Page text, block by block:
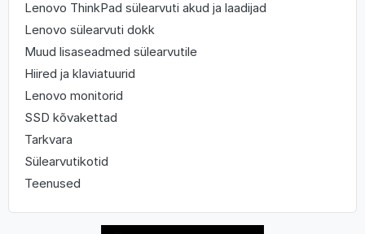
Lenovo ThinkPad sülearvuti akud ja laadijad
Lenovo sülearvuti dokk
Muud lisaseadmed sülearvutile
Hiired ja klaviatuurid
Lenovo monitorid
SSD kõvakettad
Tarkvara
Sülearvutikotid
Teenused